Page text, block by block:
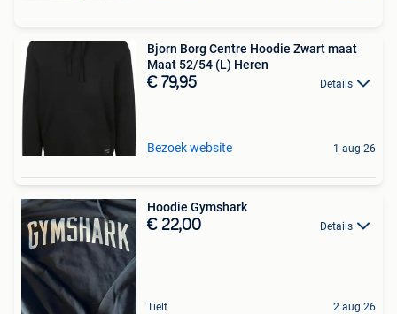
Bjorn Borg Centre Hoodie Zwart maat
Maat 52/54 (L) Heren
€ 79,95 Details
Bezoek website 1 aug 26
Hoodie Gymshark
€ 22,00 Details
Tielt 2 aug 26